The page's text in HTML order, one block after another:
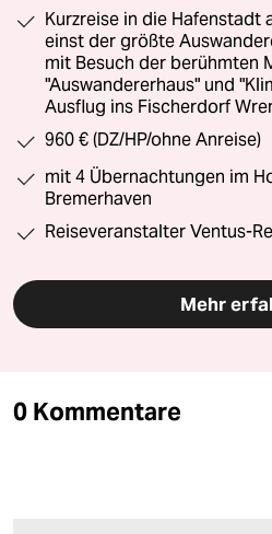
Kurzreise in die Hafenstadt
einst der größte
mit Besuch der berühmten
"Auswandererhaus" und
Ausflug ins Fischerdorf
960 € (DZ/HP/ohne Anreise)
mit 4 Übernachtungen im
Bremerhaven
Reiseveranstalter Ventus-
Mehr
0 Kommentare